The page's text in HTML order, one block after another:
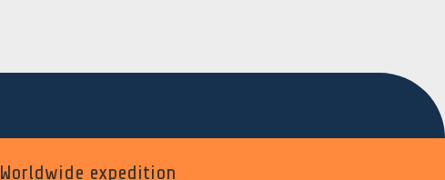
Worldwide expedition